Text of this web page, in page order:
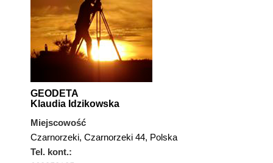
GEODETA
Klaudia Idzikowska
Miejscowość
Czarnorzeki, Czarnorzeki 44, Polska
Tel. kont.: